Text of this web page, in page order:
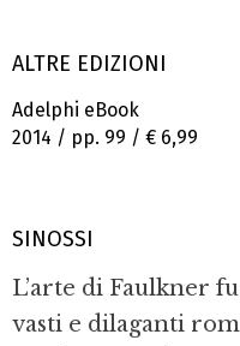
ALTRE EDIZIONI
Adelphi eBook
2014 / pp. 99 / € 6,99
SINOSSI
L’arte di Faulkner
vasti e dilaganti